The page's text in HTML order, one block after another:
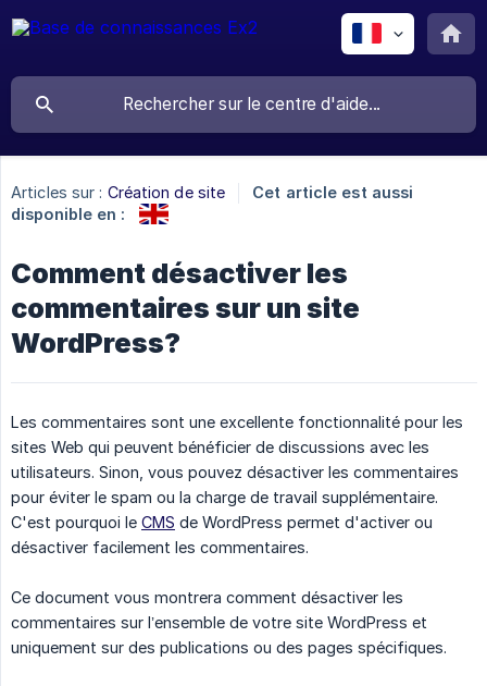
Articles sur : Création de site
Cet article est aussi
disponible en :
Comment désactiver les
commentaires sur un site
WordPress?
Les commentaires sont une excellente fonctionnalité pour les
sites Web qui peuvent bénéficier de discussions avec les
utilisateurs. Sinon, vous pouvez désactiver les commentaires
pour éviter le spam ou la charge de travail supplémentaire.
C'est pourquoi le CMS de WordPress permet d'activer ou
désactiver facilement les commentaires.
Ce document vous montrera comment désactiver les
commentaires sur l’ensemble de votre site WordPress et
uniquement sur des publications ou des pages spécifiques.